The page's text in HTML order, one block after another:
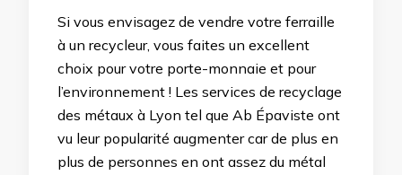
Si vous envisagez de vendre votre ferraille
à un recycleur, vous faites un excellent
choix pour votre porte-monnaie et pour
l’environnement ! Les services de recyclage
des métaux à Lyon tel que Ab Épaviste ont
vu leur popularité augmenter car de plus en
plus de personnes en ont assez du métal